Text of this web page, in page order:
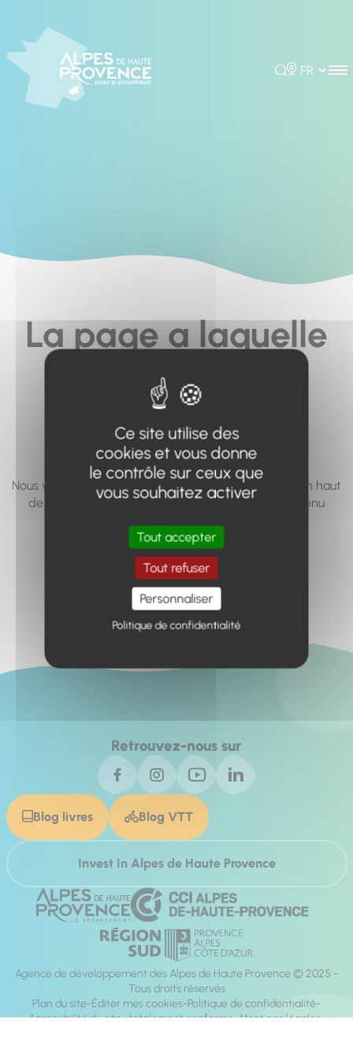
Rechercher
Choisir la
La page a laquelle
vous cherchez à
accéder n'existe
pas... ou plus.
Nous vous invitons à utiliser le moteur de recherche en haut
de page, ou à utiliser le menu pour trouver le contenu
Retour à l'accueil
Retrouvez-nous sur
Blog livres Blog VTT
Invest In Alpes de Haute Provence
Agence de développement des Alpes de Haute Provence © 2025 -
Tous droits réservés
Plan du site Éditer mes cookies Politique de confidentialité
Accessibilité du site : totalement conforme Mentions légales
Ce site utilise des
cookies et vous donne
le contrôle sur ceux que
vous souhaitez activer
Tout accepter
Tout refuser
Personnaliser
Politique de confidentialité